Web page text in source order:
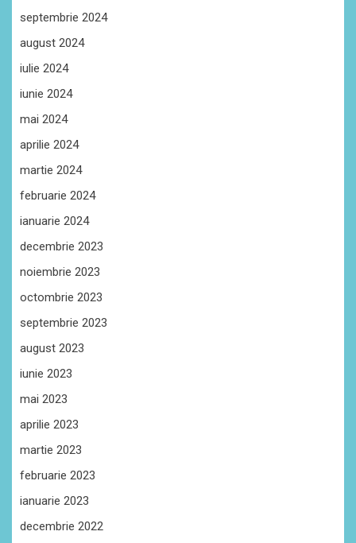
septembrie 2024
august 2024
iulie 2024
iunie 2024
mai 2024
aprilie 2024
martie 2024
februarie 2024
ianuarie 2024
decembrie 2023
noiembrie 2023
octombrie 2023
septembrie 2023
august 2023
iunie 2023
mai 2023
aprilie 2023
martie 2023
februarie 2023
ianuarie 2023
decembrie 2022